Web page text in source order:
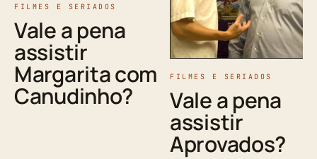
FILMES E SERIADOS
Vale a pena
assistir
Margarita com
Canudinho?
FILMES E SERIADOS
Vale a pena
assistir
Aprovados?